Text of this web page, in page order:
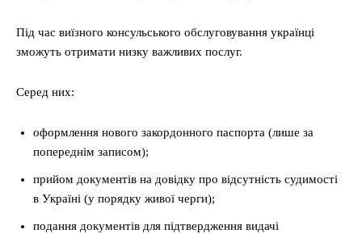
Під час виїзного консульського обслуговування українці
зможуть отримати низку важливих послуг.
Серед них:
оформлення нового закордонного паспорта (лише за
попереднім записом);
прийом документів на довідку про відсутність судимості
в Україні (у порядку живої черги);
подання документів для підтвердження видачі